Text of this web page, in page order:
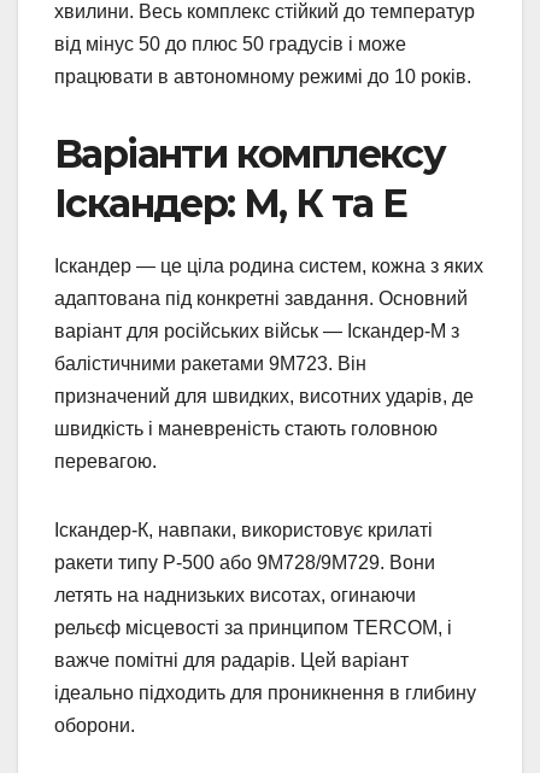
хвилини. Весь комплекс стійкий до температур
від мінус 50 до плюс 50 градусів і може
працювати в автономному режимі до 10 років.
Варіанти комплексу
Іскандер: М, К та Е
Іскандер — це ціла родина систем, кожна з яких
адаптована під конкретні завдання. Основний
варіант для російських військ — Іскандер-М з
балістичними ракетами 9М723. Він
призначений для швидких, висотних ударів, де
швидкість і маневреність стають головною
перевагою.
Іскандер-К, навпаки, використовує крилаті
ракети типу Р-500 або 9М728/9М729. Вони
летять на наднизьких висотах, огинаючи
рельєф місцевості за принципом TERCOM, і
важче помітні для радарів. Цей варіант
ідеально підходить для проникнення в глибину
оборони.